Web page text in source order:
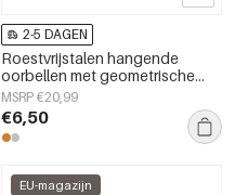
2-5 DAGEN
Roestvrijstalen hangende
oorbellen met geometrische
vorm, eenvoudige, alledaagse
serie, damessieraden
MSRP €20,99
€6,50
EU-magazijn